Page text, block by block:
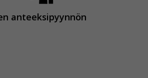
anteeksipyynnön